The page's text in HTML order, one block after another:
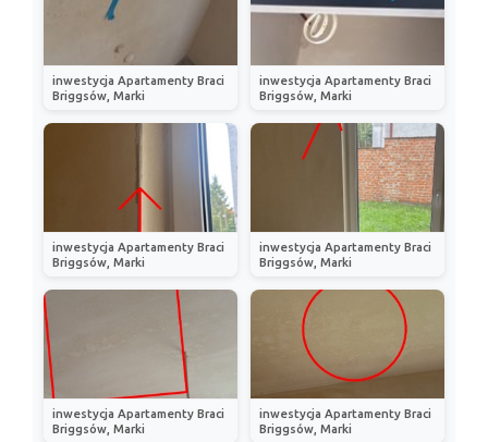
inwestycja Apartamenty Braci
Briggsów, Marki
inwestycja Apartamenty Braci
Briggsów, Marki
inwestycja Apartamenty Braci
Briggsów, Marki
inwestycja Apartamenty Braci
Briggsów, Marki
inwestycja Apartamenty Braci
Briggsów, Marki
inwestycja Apartamenty Braci
Briggsów, Marki